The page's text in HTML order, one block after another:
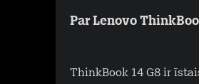
Par Lenovo
ThinkBook 14 G8 ir